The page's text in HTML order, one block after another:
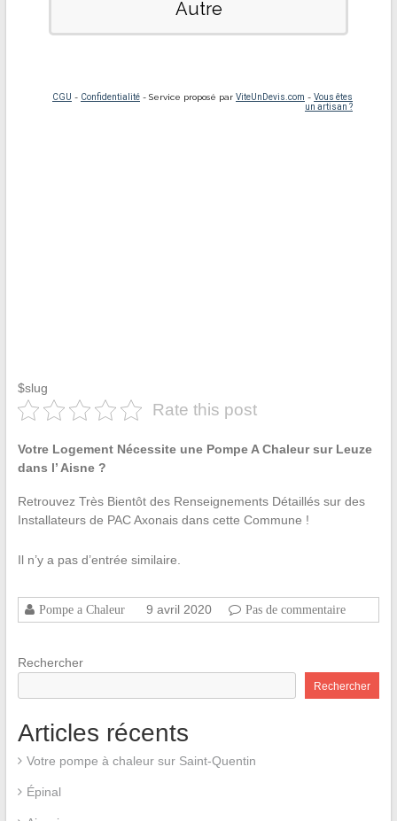
$slug
Rate this post
Votre Logement Nécessite une Pompe A Chaleur sur Leuze
dans l’ Aisne ?
Retrouvez Très Bientôt des Renseignements Détaillés sur des
Installateurs de PAC Axonais dans cette Commune !
Il n’y a pas d’entrée similaire.
Pompe a Chaleur 9 avril 2020 Pas de commentaire
Rechercher
Rechercher
Articles récents
Votre pompe à chaleur sur Saint-Quentin
Épinal